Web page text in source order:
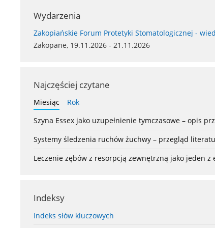
Wydarzenia
Zakopiańskie Forum Protetyki Stomatologicznej -
Zakopane, 19.11.2026 - 21.11.2026
Najczęściej czytane
Miesiąc
Rok
Szyna Essex jako uzupełnienie tymczasowe – opis
Systemy śledzenia ruchów żuchwy – przegląd
Leczenie zębów z resorpcją zewnętrzną jako jeden
Indeksy
Indeks słów kluczowych